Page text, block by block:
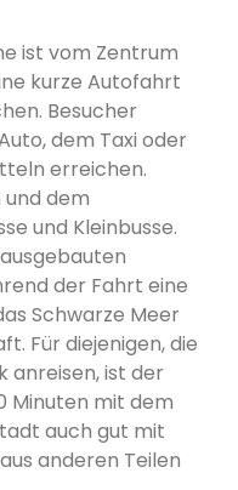
ist vom Zentrum
kurze Autofahrt
Besucher
dem Taxi oder
erreichen.
dem
und Kleinbusse.
der Fahrt eine
Schwarze Meer
Für diejenigen, die
anreisen, ist der
Minuten mit dem
auch gut mit
anderen Teilen